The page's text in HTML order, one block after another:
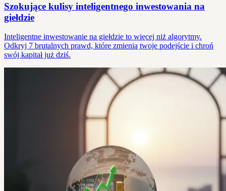
Szokujące kulisy inteligentnego inwestowania na
giełdzie
Inteligentne inwestowanie na giełdzie to więcej niż algorytmy.
Odkryj 7 brutalnych prawd, które zmienią twoje podejście i chroń
swój kapitał już dziś.